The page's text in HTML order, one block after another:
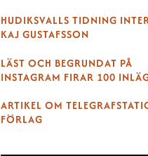
HUDIKSVALLS TIDNING
KAJ GUSTAFSSON
LÄST OCH BEGRUNDAT PÅ
INSTAGRAM FIRAR 100
ARTIKEL OM
FÖRLAG